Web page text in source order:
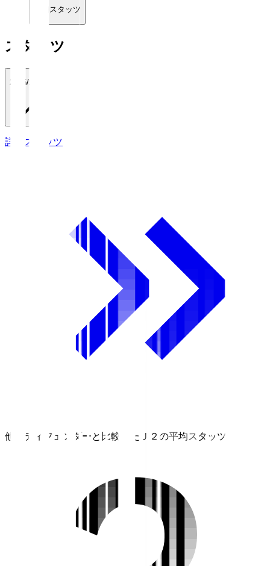
詳細スタッツ
スタッツ
2026/27
詳細スタッツ
他のディフェンダーと比較したＪ２の平均スタッツ